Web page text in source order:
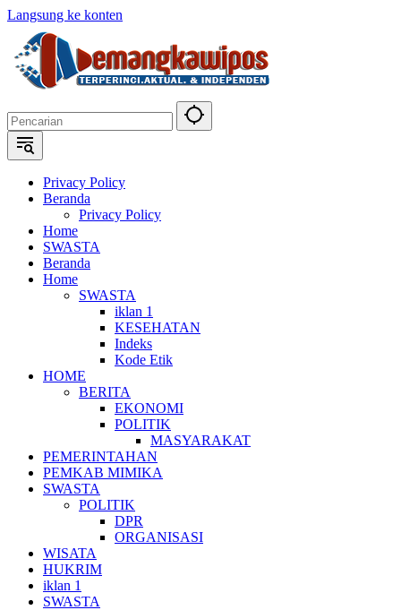
Langsung ke konten
Privacy Policy
Beranda
Privacy Policy
Home
SWASTA
Beranda
Home
SWASTA
iklan 1
KESEHATAN
Indeks
Kode Etik
HOME
BERITA
EKONOMI
POLITIK
MASYARAKAT
PEMERINTAHAN
PEMKAB MIMIKA
SWASTA
POLITIK
DPR
ORGANISASI
WISATA
HUKRIM
iklan 1
SWASTA